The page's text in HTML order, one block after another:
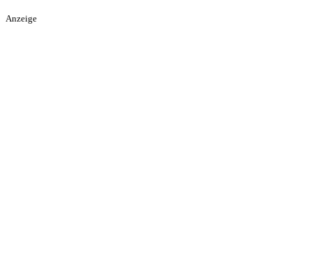
Anzeige